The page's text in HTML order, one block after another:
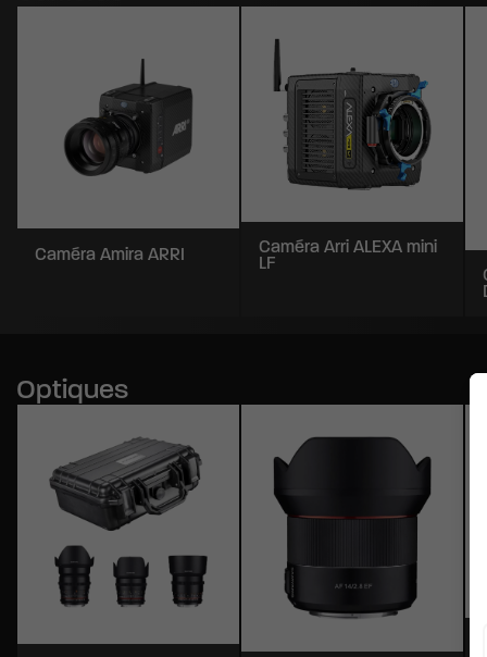
Caméra Amira ARRI Caméra Arri ALEXA mini
LF
Optiques